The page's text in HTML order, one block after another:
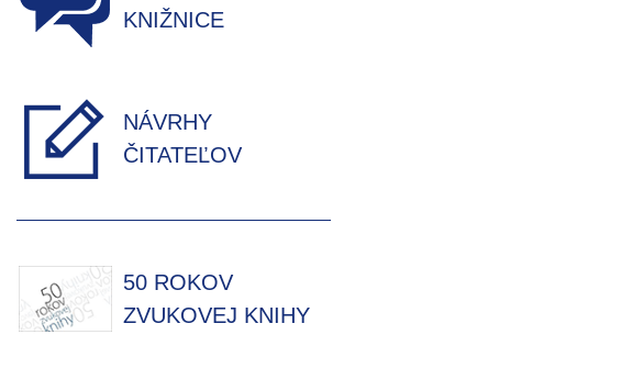
KNIŽNICE
NÁVRHY
ČITATEĽOV
50 ROKOV
ZVUKOVEJ KNIHY